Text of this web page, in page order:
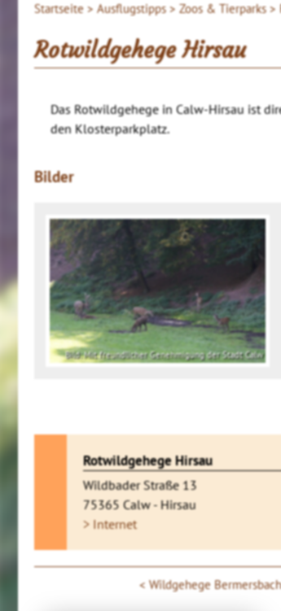
Startseite > Ausflugstipps > Zoos & Tierparks >
Rotwildgehege Hirsau
Das Rotwildgehege in Calw-Hirsau ist
den Klosterparkplatz.
Bilder
Bild: Mit freundlicher Genehmigung der Stadt Calw
Rotwildgehege Hirsau
Wildbader Straße 13
75365 Calw - Hirsau
> Internet
Wildgehege Bermersbach